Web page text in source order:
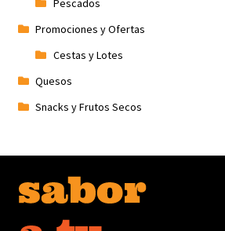
Pescados
Promociones y Ofertas
Cestas y Lotes
Quesos
Snacks y Frutos Secos